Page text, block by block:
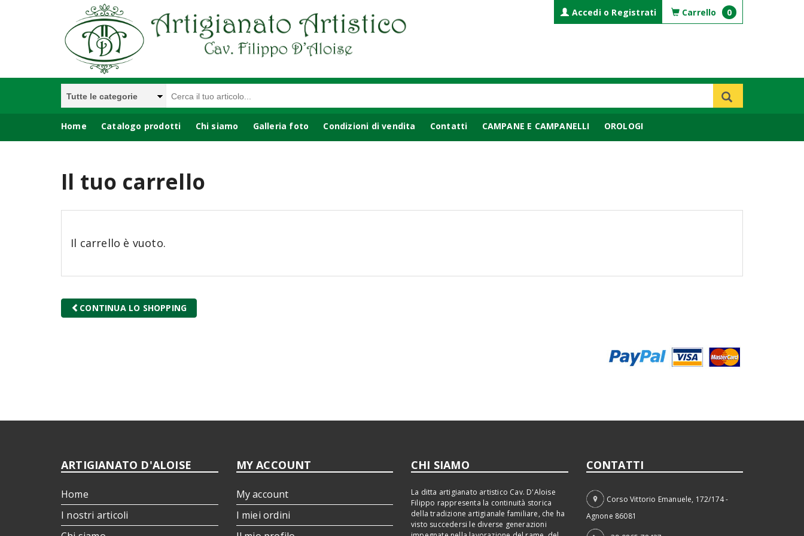
Accedi o Registrati Carrello 0
Home Catalogo prodotti Chi siamo Galleria foto Condizioni di vendita Contatti CAMPANE E CAMPANELLI OROLOGI
LAMPADE,LAMPADARI,LUCI
Il tuo carrello
Il carrello è vuoto.
CONTINUA LO SHOPPING
ARTIGIANATO D'ALOISE
Home
I nostri articoli
MY ACCOUNT
My account
I miei ordini
CHI SIAMO
La ditta artigianato artistico Cav. D'Aloise
Filippo rappresenta la continuità storica
della tradizione artigianale familiare, che ha
visto succedersi le diverse generazioni
CONTATTI
Corso Vittorio Emanuele, 172/174 -
Agnone 86081